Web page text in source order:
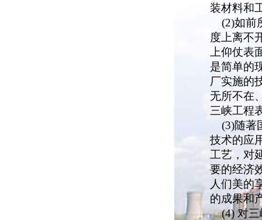
装材料和
(2)如前
度上离不
上仰仗
是简单的
厂实施的
无所不在
三峡工程
(3)随著
技术的应
工艺，对
要的经济
人们美的
的成果和
(4) 对三